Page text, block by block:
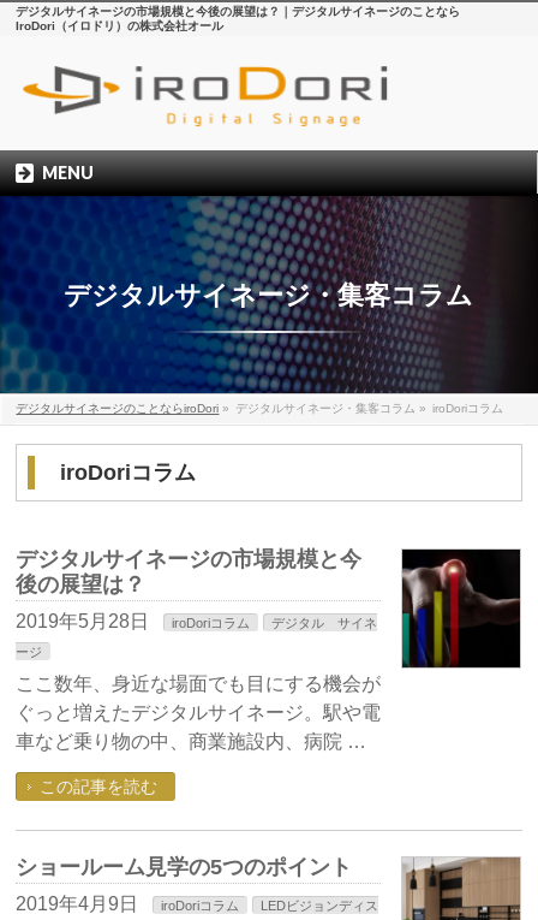
デジタルサイネージの市場規模と今後の展望は？｜デジタルサイネージのことなら
IroDori（イロドリ）の株式会社オール
MENU
デジタルサイネージ・集客コラム
デジタルサイネージのことならiroDori » デジタルサイネージ・集客コラム » iroDoriコラム
iroDoriコラム
デジタルサイネージの市場規模と今
後の展望は？
2019年5月28日 iroDoriコラム
デジタル サイネ
ージ
ここ数年、身近な場面でも目にする機会が
ぐっと増えたデジタルサイネージ。駅や電
車など乗り物の中、商業施設内、病院 …
この記事を読む
ショールーム見学の5つのポイント
2019年4月9日 iroDoriコラム
LEDビジョンディス